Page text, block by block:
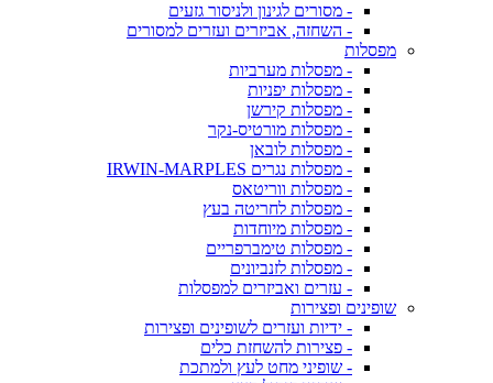
- מסורים לגינון ולניסור גזעים
- השחזה, אביזרים ועזרים למסורים
מפסלות
- מפסלות מערביות
- מפסלות יפניות
- מפסלות קירשן
- מפסלות מורטיס-נקר
- מפסלות לובאן
- מפסלות נגרים IRWIN-MARPLES
- מפסלות ווריטאס
- מפסלות לחריטה בעץ
- מפסלות מיוחדות
- מפסלות טימברפריים
- מפסלות לזנביונים
- עזרים ואביזרים למפסלות
שופינים ופצירות
- ידיות ועזרים לשופינים ופצירות
- פצירות להשחזת כלים
- שופיני מחט לעץ ולמתכת